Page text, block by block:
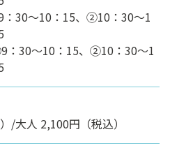
30～10：15、②10：30～1
30～10：15、②10：30～1
/大人 2,100円（税込）